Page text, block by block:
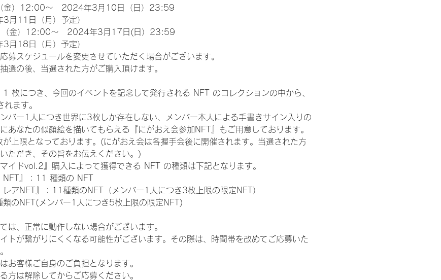
金）12:00～　2024年3月10日（日）23:59
月11日（月）予定）
金）12:00～　2024年3月17日(日）23:59
月18日（月）予定）
募スケジュールを変更させていただく場合がございます。
選の後、当選された方がご購入頂けます。
枚につき、今回のイベントを記念して発行される NFT のコレクションの中から、
ます。
バー1人につき世界に3枚しか存在しない、メンバー本人による手書きサイン入りの
あなたの似顔絵を描いてもらえる『にがおえ会参加NFT』もご用意しております。
上限となっております。(にがおえ会は各握手会後に開催されます。当選された方
ただき、その旨をお伝えください。)
イドvol.2』購入によって獲得できる NFT の種類は下記となります。
NFT』：11 種類の NFT
レアNFT』：11種類のNFT（メンバー1人につき3枚上限の限定NFT）
類のNFT(メンバー1人につき5枚上限の限定NFT)
は、正常に動作しない場合がございます。
トが繋がりにくくなる可能性がございます。その際は、時間帯を改めてご応募いた
お客様ご自身のご負担となります。
方は解除してからご応募ください。